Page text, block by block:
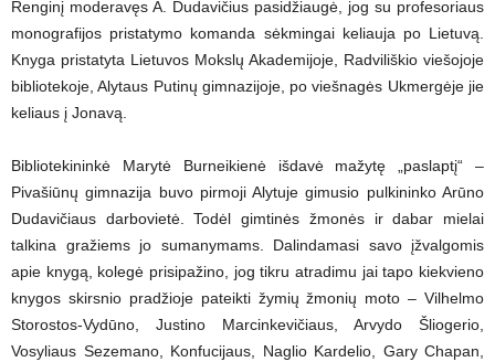
Renginį moderavęs A. Dudavičius pasidžiaugė, jog su profesoriaus
monografijos pristatymo komanda sėkmingai keliauja po Lietuvą.
Knyga pristatyta Lietuvos Mokslų Akademijoje, Radviliškio viešojoje
bibliotekoje, Alytaus Putinų gimnazijoje, po viešnagės Ukmergėje jie
keliaus į Jonavą.
Bibliotekininkė Marytė Burneikienė išdavė mažytę „paslaptį“ –
Pivašiūnų gimnazija buvo pirmoji Alytuje gimusio pulkininko Arūno
Dudavičiaus darbovietė. Todėl gimtinės žmonės ir dabar mielai
talkina gražiems jo sumanymams. Dalindamasi savo įžvalgomis
apie knygą, kolegė prisipažino, jog tikru atradimu jai tapo kiekvieno
knygos skirsnio pradžioje pateikti žymių žmonių moto – Vilhelmo
Storostos-Vydūno, Justino Marcinkevičiaus, Arvydo Šliogerio,
Vosyliaus Sezemano, Konfucijaus, Naglio Kardelio, Gary Chapan,